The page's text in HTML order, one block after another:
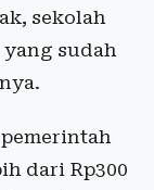
sekolah
sudah
dari Rp300